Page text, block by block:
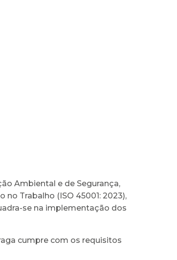
Ambiental e de Segurança,
no Trabalho (ISO 45001: 2023),
se na implementação dos
cumpre com os requisitos